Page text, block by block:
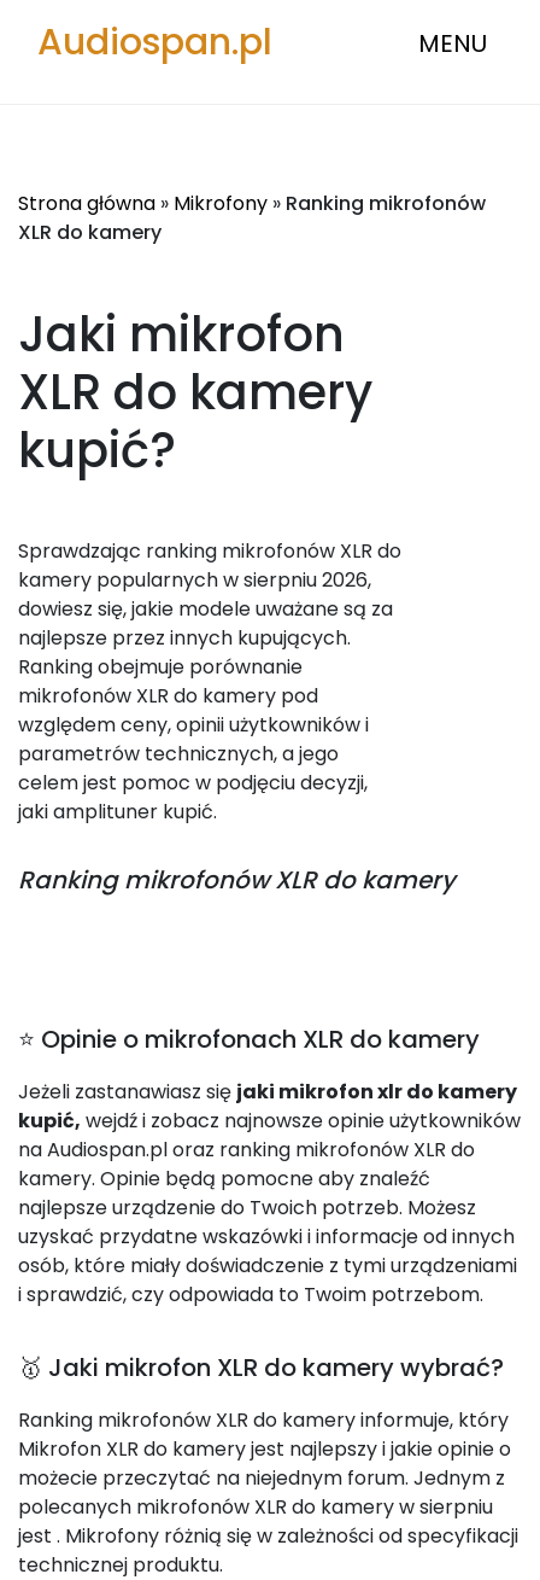
Audiospan.pl MENU
Strona główna » Mikrofony » Ranking mikrofonów
XLR do kamery
Jaki mikrofon
XLR do kamery
kupić?
Sprawdzając ranking mikrofonów XLR do
kamery popularnych w sierpniu 2026,
dowiesz się, jakie modele uważane są za
najlepsze przez innych kupujących.
Ranking obejmuje porównanie
mikrofonów XLR do kamery pod
względem ceny, opinii użytkowników i
parametrów technicznych, a jego
celem jest pomoc w podjęciu decyzji,
jaki amplituner kupić.
Rankingmikrofonów XLR do kamery
⭐ Opinie o mikrofonach XLR do kamery
Jeżeli zastanawiasz się jaki mikrofon xlr do kamery
kupić, wejdź i zobacz najnowsze opinie użytkowników
na Audiospan.pl oraz ranking mikrofonów XLR do
kamery. Opinie będą pomocne aby znaleźć
najlepsze urządzenie do Twoich potrzeb. Możesz
uzyskać przydatne wskazówki i informacje od innych
osób, które miały doświadczenie z tymi urządzeniami
i sprawdzić, czy odpowiada to Twoim potrzebom.
🥇 Jaki mikrofon XLR do kamery wybrać?
Ranking mikrofonów XLR do kamery informuje, który
Mikrofon XLR do kamery jest najlepszy i jakie opinie o
możecie przeczytać na niejednym forum. Jednym z
polecanych mikrofonów XLR do kamery w sierpniu
jest . Mikrofony różnią się w zależności od specyfikacji
technicznej produktu.